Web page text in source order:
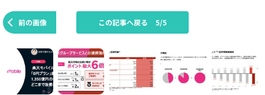
前の画像 この記事へ戻る 5/5